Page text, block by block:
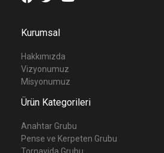
Kurumsal
Hakkımızda
Vizyonumuz
Misyonumuz
Ürün Kategorileri
Anahtar Grubu
Pense ve Kerpeten Grubu
Tornavida Grubu